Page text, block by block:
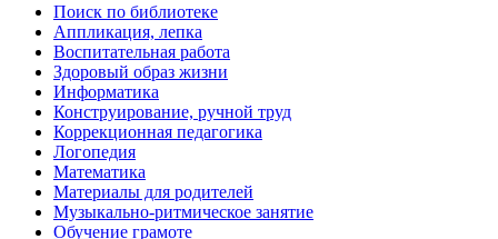
Поиск по библиотеке
Аппликация, лепка
Воспитательная работа
Здоровый образ жизни
Информатика
Конструирование, ручной труд
Коррекционная педагогика
Логопедия
Математика
Материалы для родителей
Музыкально-ритмическое занятие
Обучение грамоте